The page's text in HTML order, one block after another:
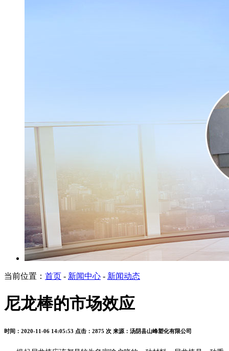
当前位置： 首页 - 新闻中心 - 新闻动态
尼龙棒的市场效应
时间：2020-11-06 14:05:53 点击：2875 次 来源：汤阴县山峰塑化有限公司